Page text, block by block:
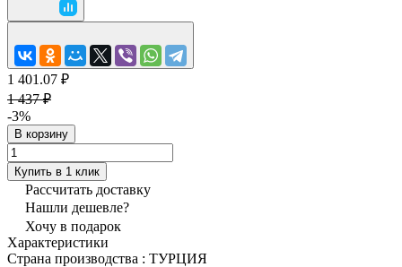
1 401.07 ₽
1 437 ₽
-3%
В корзину
Купить в 1 клик
Рассчитать доставку
Нашли дешевле?
Хочу в подарок
Характеристики
Страна производства : ТУРЦИЯ